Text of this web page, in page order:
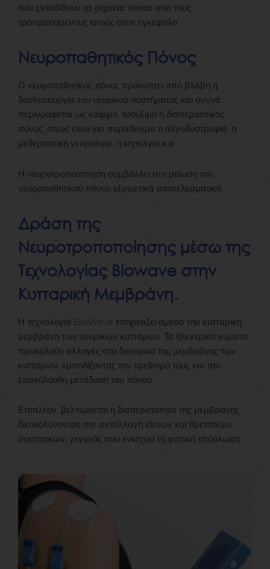
που μεταδίδουν τα σήματα πόνου από τους
τραυματισμένους ιστούς στον εγκέφαλο.
Νευροπαθητικός Πόνος
Ο νευροπαθητικός πόνος προκύπτει από βλάβη ή
δυσλειτουργία του νευρικού συστήματος και συχνά
περιγράφεται ως κάψιμο, τσούξιμο ή διαπεραστικός
πόνος, όπως είναι για παράδειγμα η αλγοδυστροφία, η
μεθερπητική νευραλγία, η ισχιαλγία κ.α
Η νευροτροποιποίηση συμβάλλει στη μείωση του
νευροπαθητικού πόνου εξαιρετικά αποτελεσματικά.
Δράση της
Νευροτροποποίησης μέσω της
Τεχνολογίας Biowave στην
Κυτταρική Μεμβράνη.
Η τεχνολογία BioWave επηρεάζει άμεσα την κυτταρική
μεμβράνη των νευρικών κυττάρων. Τα ηλεκτρικά κύματα
προκαλούν αλλαγές στο δυναμικό της μεμβράνης των
κυττάρων, εμποδίζοντας τον ερεθισμό τους και την
επακόλουθη μετάδοση του πόνου.
Επιπλέον, βελτιώνεται η διαπερατότητα της μεμβράνης,
διευκολύνοντας την ανταλλαγή ιόντων και θρεπτικών
συστατικών, γεγονός που ενισχύει τη φυσική επούλωση.